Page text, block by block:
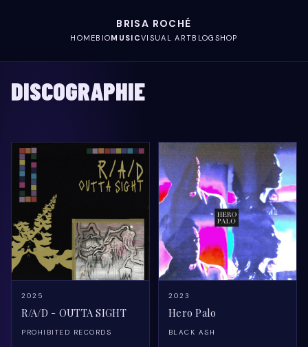
BRISA ROCHÉ
HOMEBIOMUSICVISUAL ARTBLOG SHOP
DISCOGRAPHIE
2025
R/A/D - OUTTA SIGHT
PROHIBITED RECORDS
2023
Hero Palo
BLACK ASH